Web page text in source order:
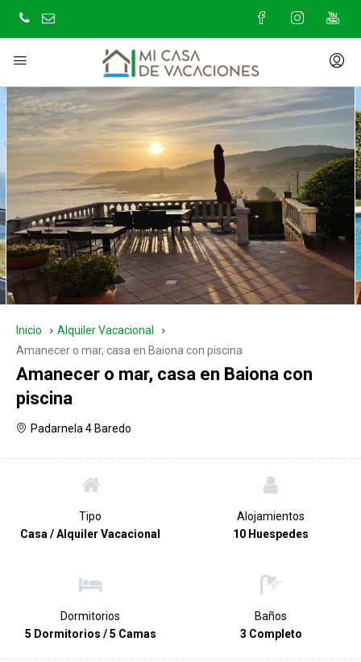
Inicio
Alquiler Vacacional
Amanecer o mar, casa en Baiona con piscina
Amanecer o mar, casa en Baiona con
piscina
Padarnela 4 Baredo
Tipo
Casa / Alquiler Vacacional
Alojamientos
10 Huespedes
Dormitorios
5 Dormitorios / 5 Camas
Baños
3 Completo